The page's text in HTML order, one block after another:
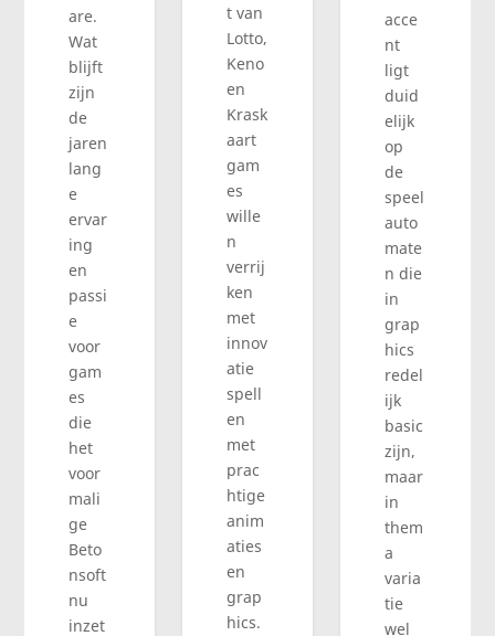
are.
Wat
blijft
zijn
de
jaren
lang
e
ervar
ing
en
passi
e
voor
gam
es
die
het
voor
mali
ge
Beto
nsoft
nu
inzet
t van
Lotto,
Keno
en
Krask
aart
gam
es
wille
n
verrij
ken
met
innov
atie
spell
en
met
prac
htige
anim
aties
en
grap
hics.
acce
nt
ligt
duid
elijk
op
de
speel
auto
mate
n die
in
grap
hics
redel
ijk
basic
zijn,
maar
in
them
a
varia
tie
wel